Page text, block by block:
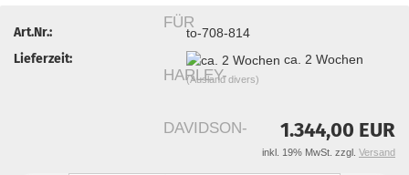
Art.Nr.: to-708-814
Lieferzeit: ca. 2 Wochen
(Ausland divers)
1.344,00 EUR
inkl. 19% MwSt. zzgl. Versand